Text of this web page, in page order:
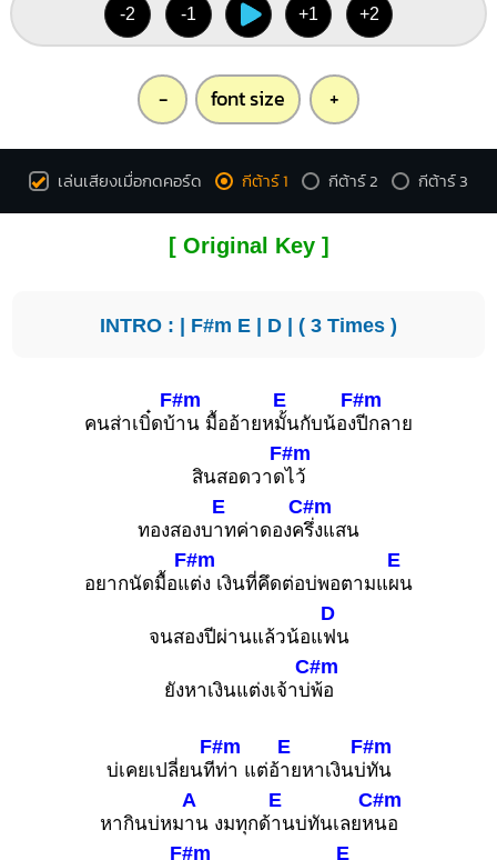
-2 -1 +1 +2
- font size +
เล่นเสียงเมื่อกดคอร์ด กีต้าร์ 1 กีต้าร์ 2 กีต้าร์ 3
[ Original Key ]
INTRO : | F#m E | D | ( 3 Times )
คนส่าเบิ๋ดบ้
F#m
าน มื้ออ้ายห
E
มั้นกับน้อง
F#m
ปีกลาย
สินสอดวาด
F#m
ไว้
ทองสองบ
E
าทค่าดองค
C#m
รึ่งแสน
อยากนัดมื้อแ
F#m
ต่ง เงินที่คึดต่อบ่พอตามแ
E
ผน
จนสองปีผ่านแล้วน้อแ
D
ฟน
ยังหาเงินแต่งเจ้าบ่
C#m
พ้อ
บ่เคยเปลี่ยนที
F#m
ท่า แต่อ้
E
ายหาเงินบ่
F#m
ทัน
หากินบ่หม
A
าน งมทุกด้
E
านบ่ทันเลยห
C#m
นอ
F#m E